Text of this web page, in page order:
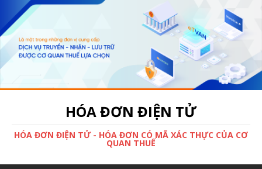
HÓA ĐƠN ĐIỆN TỬ
HÓA ĐƠN ĐIỆN TỬ - HÓA ĐƠN CÓ MÃ XÁC THỰC CỦA CƠ
QUAN THUẾ